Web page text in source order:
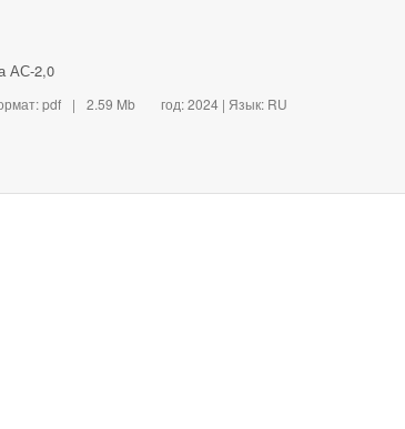
АС-2,0
pdf | 2.59 Mb год: 2024 | Язык: RU